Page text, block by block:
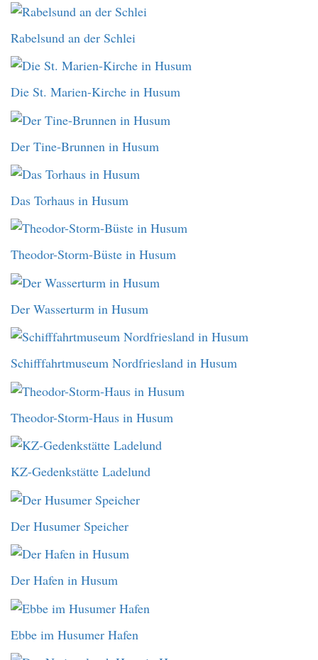
Rabelsund an der Schlei
Die St. Marien-Kirche in Husum
Der Tine-Brunnen in Husum
Das Torhaus in Husum
Theodor-Storm-Büste in Husum
Der Wasserturm in Husum
Schifffahrtmuseum Nordfriesland in Husum
Theodor-Storm-Haus in Husum
KZ-Gedenkstätte Ladelund
Der Husumer Speicher
Der Hafen in Husum
Ebbe im Husumer Hafen